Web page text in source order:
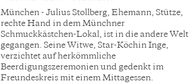
München - Julius Stollberg, Ehemann, Stütze,
rechte Hand in dem Münchner
Schmuckkästchen-Lokal, ist in die andere Welt
gegangen. Seine Witwe, Star-Köchin Inge,
verzichtet auf herkömmliche
Beerdigungszeremonien und gedenkt im
Freundeskreis mit einem Mittagessen.